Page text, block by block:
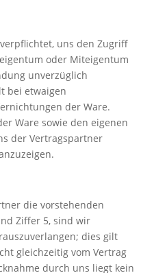
uns den Zugriff
oder Miteigentum
unverzüglich
bei etwaigen
der Ware.
Ware sowie den eigenen
der Vertragspartner
die vorstehenden
Ziffer 5, sind wir
dies gilt
gleichzeitig vom Vertrag
durch uns liegt kein